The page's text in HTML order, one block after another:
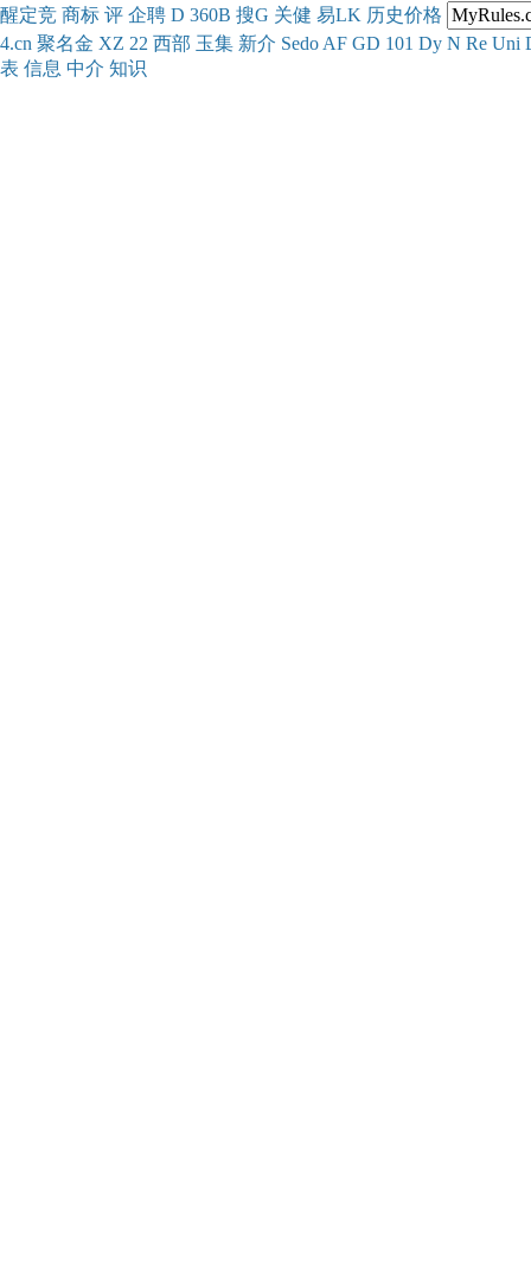
醒定竞 商标 评 企聘 D 360B 搜G 关健 易LK 历史价格
4.cn 聚名金 XZ 22 西部 玉集 新介 Sedo AF GD 101 Dy N Re Uni
表 信息 中介 知识